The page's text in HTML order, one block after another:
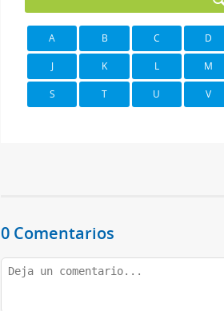
A B C D
J K L M
S T U V
0 Comentarios